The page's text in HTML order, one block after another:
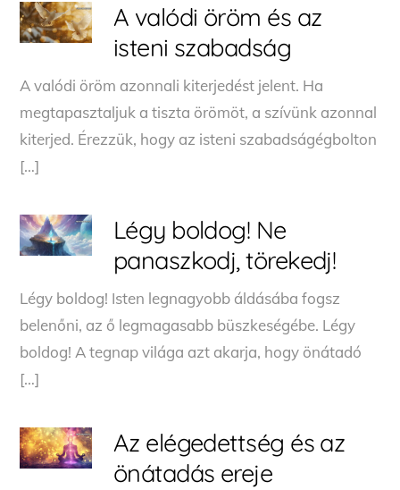
A valódi öröm és az
isteni szabadság
A valódi öröm azonnali kiterjedést jelent. Ha
megtapasztaljuk a tiszta örömöt, a szívünk azonnal
kiterjed. Érezzük, hogy az isteni szabadságégbolton
[…]
Légy boldog! Ne
panaszkodj, törekedj!
Légy boldog! Isten legnagyobb áldásába fogsz
belenőni, az ő legmagasabb büszkeségébe. Légy
boldog! A tegnap világa azt akarja, hogy önátadó
[…]
Az elégedettség és az
önátadás ereje